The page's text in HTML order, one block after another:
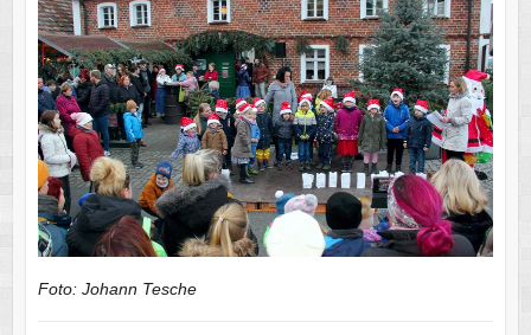
Foto: Johann Tesche